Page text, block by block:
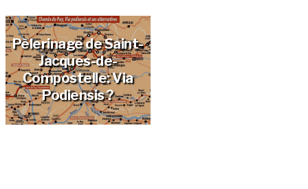
Pèlerinage de Saint-
Jacques-de-
Compostelle: Via
Podiensis ?